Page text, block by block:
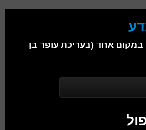
אחד (בעריכת עופר בן